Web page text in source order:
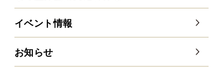
イベント情報
お知らせ